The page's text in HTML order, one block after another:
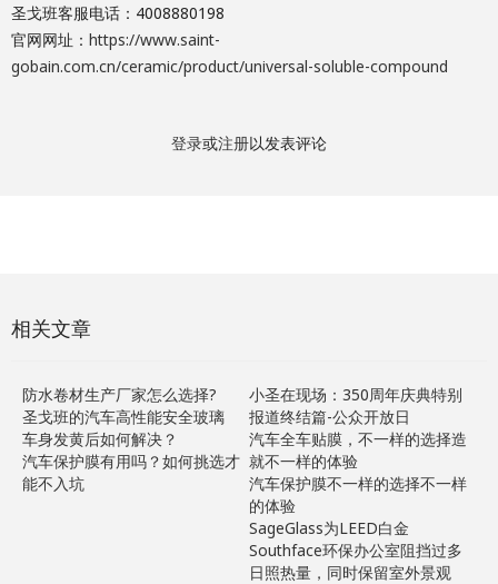
圣戈班客服电话：4008880198
官网网址： https://www.saint-
gobain.com.cn/ceramic/product/universal-soluble-compound
登录或注册以发表评论
相关文章
防水卷材生产厂家怎么选择?
圣戈班的汽车高性能安全玻璃
车身发黄后如何解决？
汽车保护膜有用吗？如何挑选才
能不入坑
小圣在现场：350周年庆典特别
报道终结篇-公众开放日
汽车全车贴膜，不一样的选择造
就不一样的体验
汽车保护膜不一样的选择不一样
的体验
SageGlass为LEED白金
Southface环保办公室阻挡过多
日照热量，同时保留室外景观